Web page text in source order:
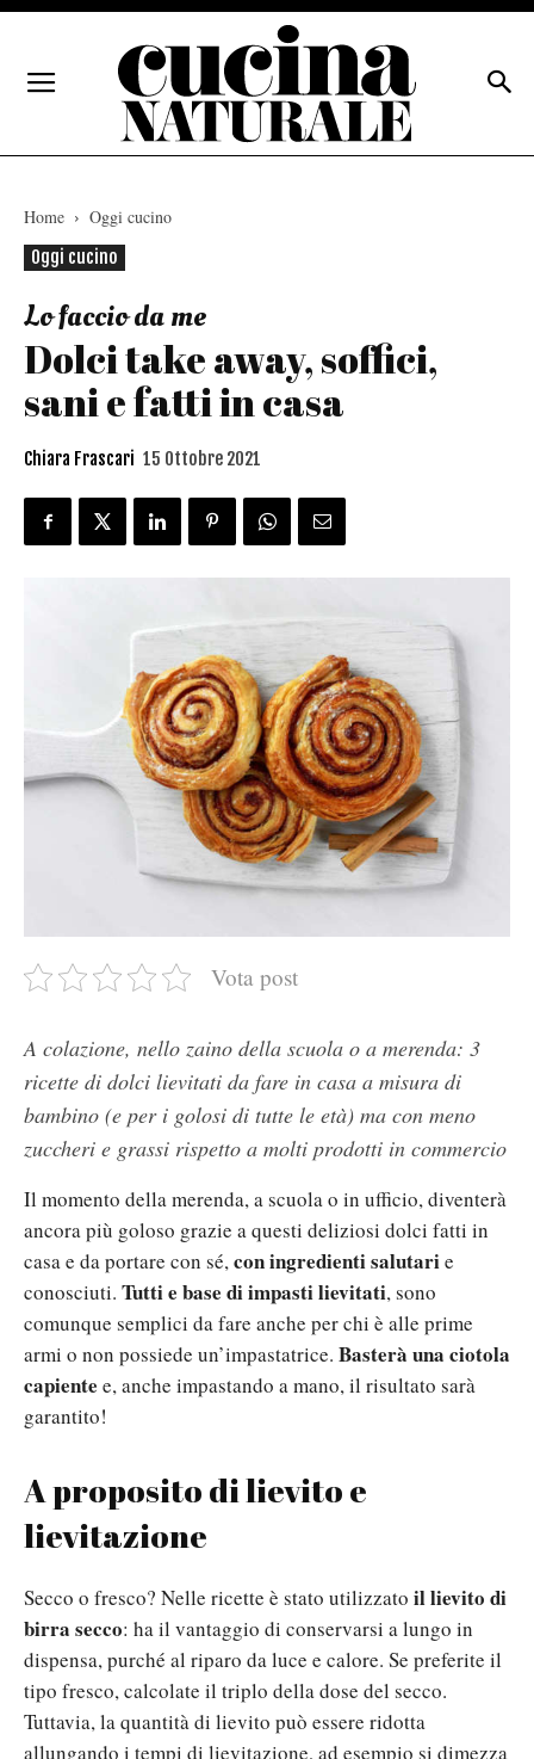
Home
Oggi cucino
Oggi cucino
Lo faccio da me
Dolci take away, soffici,
sani e fatti in casa
Chiara Frascari 15 Ottobre 2021
Vota post
A colazione, nello zaino della scuola o a merenda: 3
ricette di dolci lievitati da fare in casa a misura di
bambino (e per i golosi di tutte le età) ma con meno
zuccheri e grassi rispetto a molti prodotti in commercio
Il momento della merenda, a scuola o in ufficio, diventerà
ancora più goloso grazie a questi deliziosi dolci fatti in
casa e da portare con sé,con ingredienti salutarie
conosciuti. Tutti e base di impasti lievitati, sono
comunque semplici da fare anche per chi è alle prime
armi o non possiede un’impastatrice. Basterà una ciotola
capiente e, anche impastando a mano, il risultato sarà
garantito!
A proposito di lievito e
lievitazione
Secco o fresco? Nelle ricette è stato utilizzato il lievito di
birra secco: ha il vantaggio di conservarsi a lungo in
dispensa, purché al riparo da luce e calore. Se preferite il
tipo fresco, calcolate il triplo della dose del secco.
Tuttavia, la quantità di lievito può essere ridotta
allungando i tempi di lievitazione, ad esempio si dimezza